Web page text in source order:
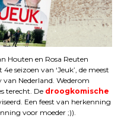
Houten en Rosa Reuten
seizoen van ‘Jeuk’, de meest
Nederland. Wederom
terecht. De droogkomische
Een feest van herkenning
voor moeder ;)).